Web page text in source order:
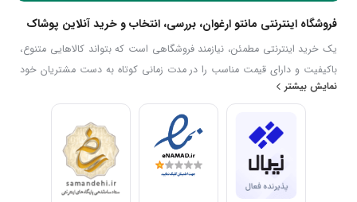
فروشگاه اینترنتی مانتو ارغوان، بررسی، انتخاب و خرید آنلاین پوشاک
یک خرید اینترنتی مطمئن، نیازمند فروشگاهی است که بتواند کالاهایی متنوع،
باکیفیت و دارای قیمت مناسب را در مدت زمانی کوتاه به دست مشتریان خود
برساند و ضمانت بازگشت کالا هم داشته باشد؛ در مانتو ارغوان می‌توانید هرآنچه
مرتبط با مانتو اداری، لباس زنانه میباشد را پیدا کنید
نمایش بیشتر